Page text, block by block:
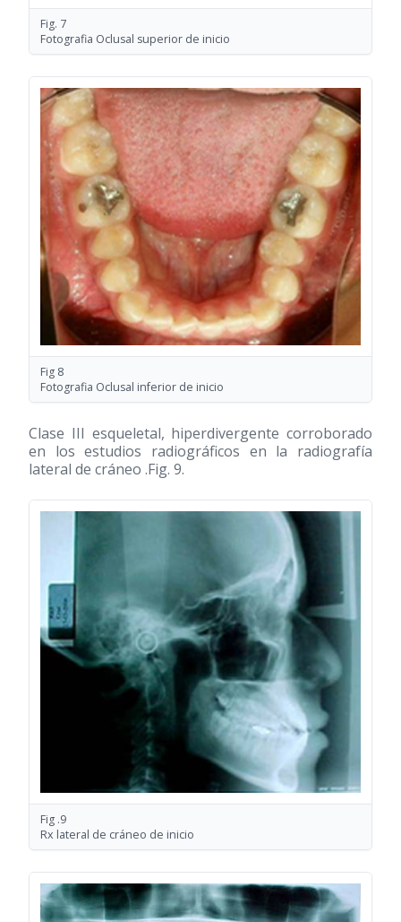
Fig. 7
Fotografia Oclusal superior de inicio
Fig 8
Fotografia Oclusal inferior de inicio
Clase III esqueletal, hiperdivergente corroborado
en los estudios radiográficos en la radiografía
lateral de cráneo .Fig. 9.
Fig .9
Rx lateral de cráneo de inicio